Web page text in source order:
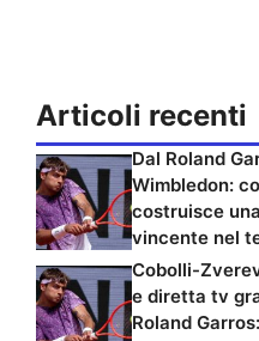
Articoli recenti
Dal Roland
Wimbledon:
costruisce
vincente nel
Cobolli-
e diretta tv
Roland